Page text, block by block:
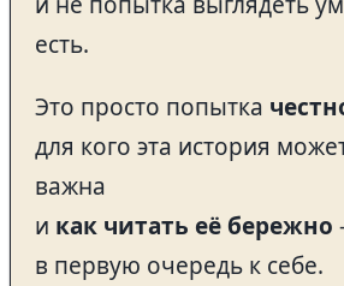
есть.
Это просто попытка
для кого эта история
важна
и как читать её бережно
в первую очередь к себе.